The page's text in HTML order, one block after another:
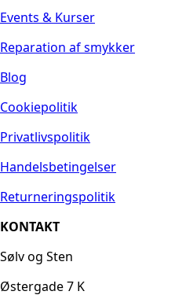
Events & Kurser
Reparation af smykker
Blog
Cookiepolitik
Privatlivspolitik
Handelsbetingelser
Returneringspolitik
KONTAKT
Sølv og Sten
Østergade 7 K